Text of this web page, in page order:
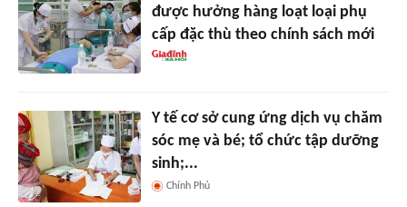
được hưởng hàng loạt loại phụ
cấp đặc thù theo chính sách mới
Y tế cơ sở cung ứng dịch vụ chăm
sóc mẹ và bé; tổ chức tập dưỡng
sinh;...
Chính Phủ